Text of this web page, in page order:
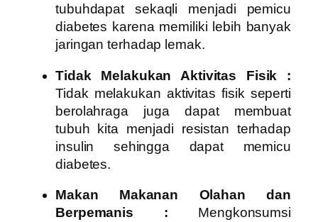
tubuhdapat sekaqli menjadi pemicu
diabetes karena memiliki lebih banyak
jaringan terhadap lemak.
Tidak Melakukan Aktivitas Fisik :
Tidak melakukan aktivitas fisik seperti
berolahraga juga dapat membuat
tubuh kita menjadi resistan terhadap
insulin sehingga dapat memicu
diabetes.
Makan Makanan Olahan dan
Berpemanis : Mengkonsumsi